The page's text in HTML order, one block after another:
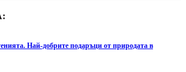
Най-добрите подаръци от природата в